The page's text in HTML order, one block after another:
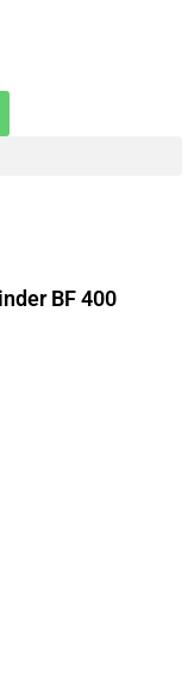
BF 400